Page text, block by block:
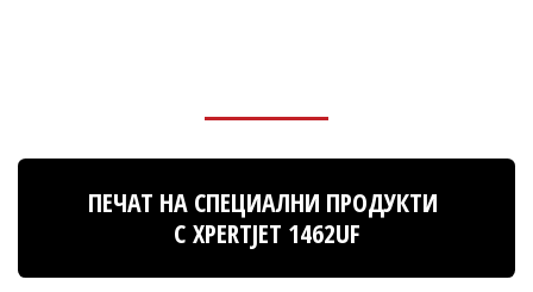
ПЕЧАТ НА СПЕЦИАЛНИ ПРОДУКТИ
С XPERTJET 1462UF